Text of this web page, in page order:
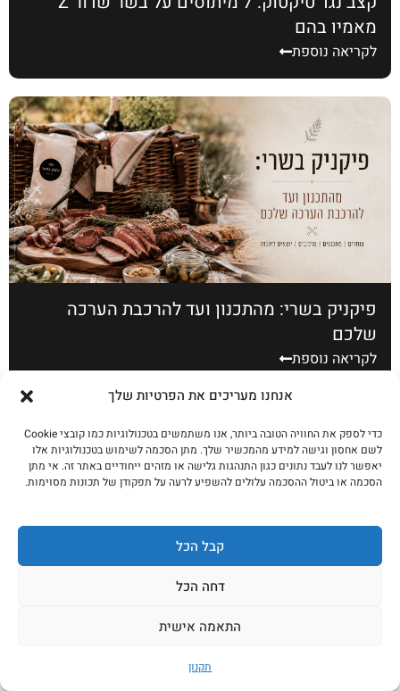
אנחנו מעריכים את הפרטיות שלך
כדי לספק את החוויה הטובה ביותר, אנו משתמשים בטכנולוגיות כמו קובצי Cookie
לשם אחסון וגישה למידע מהמכשיר שלך. מתן הסכמה לשימוש בטכנולוגיות אלו
יאפשר לנו לעבד נתונים כגון התנהגות גלישה או מזהים ייחודיים באתר זה. אי מתן
הסכמה או ביטול ההסכמה עלולים להשפיע לרעה על תפקודן של תכונות מסוימות.
קבל הכל
דחה הכל
התאמה אישית
תקנון
מאמין בהם
לקריאה נוספת
פיקניק בשרי: מהתכנון ועד להרכבת הערכה
שלכם
לקריאה נוספת
מוצאי תשעה באב: 4 ארוחות שכולם חולמים